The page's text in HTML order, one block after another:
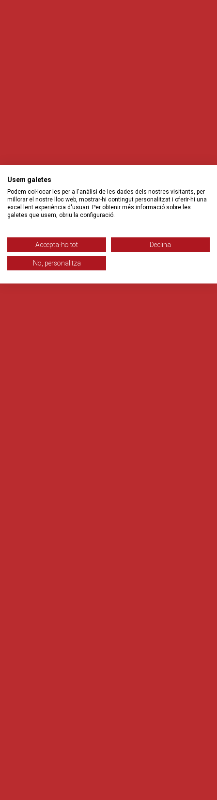
Usem galetes
Podem col·locar-les per a l'anàlisi de les dades dels nostres visitants, per
millorar el nostre lloc web, mostrar-hi contingut personalitzat i oferir-hi una
excel·lent experiència d'usuari. Per obtenir més informació sobre les
galetes que usem, obriu la configuració.
Accepta-ho tot Declina
No, personalitza